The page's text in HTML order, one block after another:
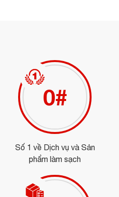
0#
Số 1 về Dịch vụ và Sản
phẩm làm sạch